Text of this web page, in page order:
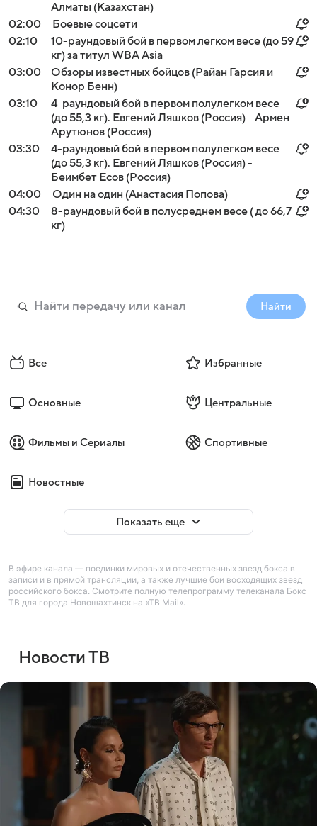
Алматы (Казахстан)
02:00
Боевые соцсети
02:10
10-раундовый бой в первом легком весе (до 59
кг) за титул WBA Asia
03:00
Обзоры известных бойцов (Райан Гарсия и
Конор Бенн)
03:10
4-раундовый бой в первом полулегком весе
(до 55,3 кг). Евгений Ляшков (Россия) - Армен
Арутюнов (Россия)
03:30
4-раундовый бой в первом полулегком весе
(до 55,3 кг). Евгений Ляшков (Россия) -
Беимбет Есов (Россия)
04:00
Один на один (Анастасия Попова)
04:30
8-раундовый бой в полусреднем весе ( до 66,7
кг)
Найти
Все Избранные
Основные Центральные
Фильмы и Сериалы Спортивные
Новостные
Показать еще
В эфире канала — поединки мировых и отечественных звезд бокса в
записи и в прямой трансляции, а также лучшие бои восходящих звезд
российского бокса. Смотрите полную телепрограмму телеканала Бокс
ТВ для города Новошахтинск на «ТВ Mail».
Новости ТВ